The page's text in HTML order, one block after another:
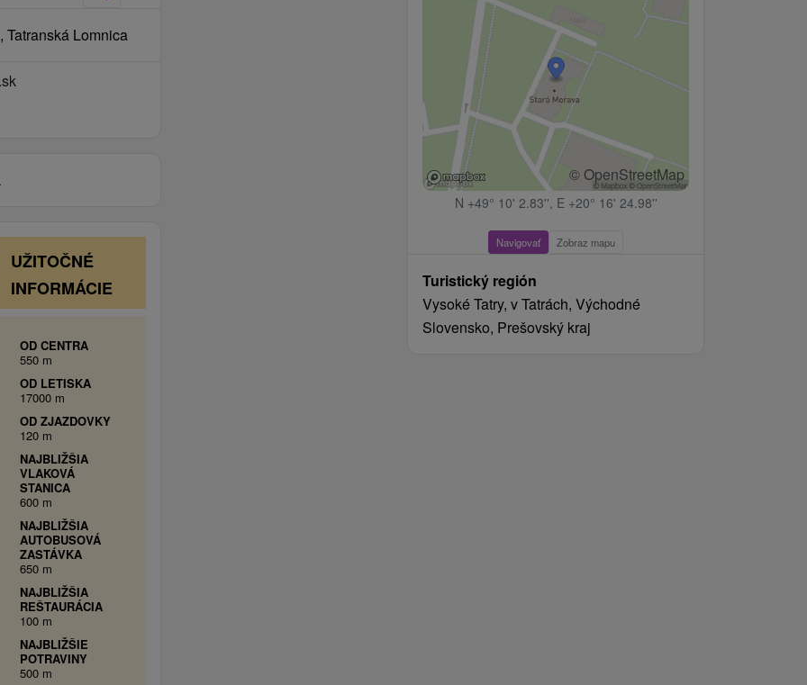
© OpenStreetMap
N +49° 10' 2.83'', E +20° 16' 24.98''
Navigovať Zobraz mapu
Turistický región
Vysoké Tatry, v Tatrách, Východné
Slovensko, Prešovský kraj
Lomnica
UŽITOČNÉ
INFORMÁCIE
OD CENTRA
550 m
OD LETISKA
17000 m
OD ZJAZDOVKY
120 m
NAJBLIŽŠIA
VLAKOVÁ
STANICA
600 m
NAJBLIŽŠIA
AUTOBUSOVÁ
ZASTÁVKA
650 m
NAJBLIŽŠIA
REŠTAURÁCIA
100 m
NAJBLIŽŠIE
POTRAVINY
500 m